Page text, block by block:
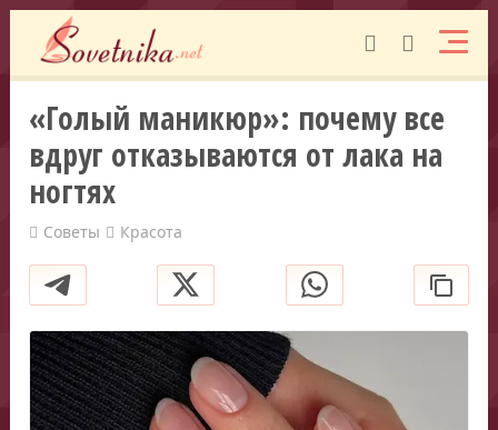
«Голый маникюр»: почему все
вдруг отказываются от лака на
ногтях
Советы Красота